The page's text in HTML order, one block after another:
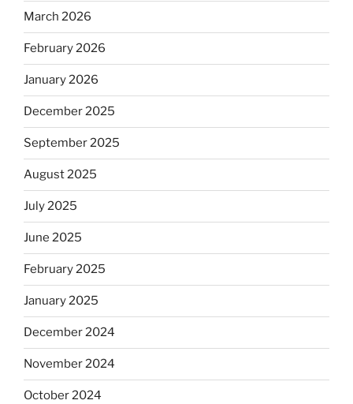
March 2026
February 2026
January 2026
December 2025
September 2025
August 2025
July 2025
June 2025
February 2025
January 2025
December 2024
November 2024
October 2024